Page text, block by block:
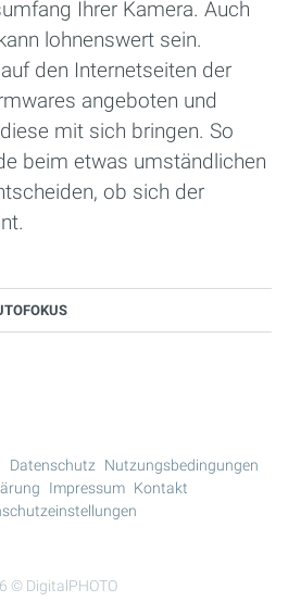
Ihrer Kamera. Auch
lohnenswert sein.
den Internetseiten der
angeboten und
mit sich bringen. So
beim etwas umständlichen
ob sich der
© DigitalPHOTO
Datenschutz
Nutzungsbedingungen
Impressum Kontakt